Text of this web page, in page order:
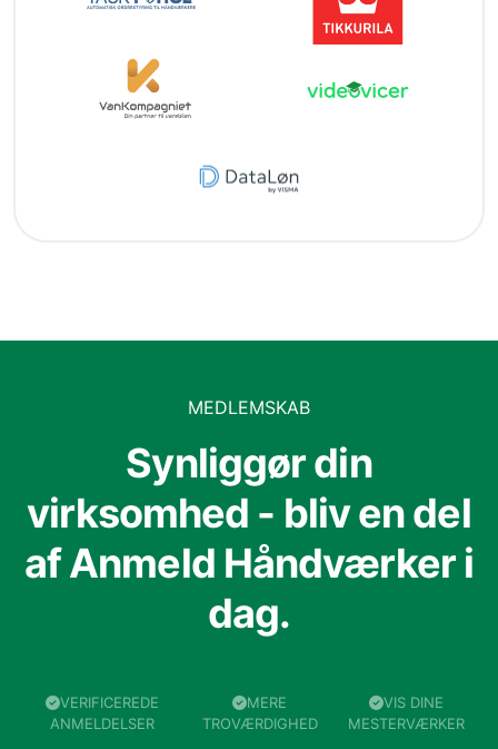
MEDLEMSKAB
Synliggør din
virksomhed - bliv en del
af Anmeld Håndværker i
dag.
VERIFICEREDE
ANMELDELSER
MERE
TROVÆRDIGHED
VIS DINE
MESTERVÆRKER